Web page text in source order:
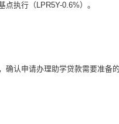
点执行（LPR5Y-0.6%）。
认申请办理助学贷款需要准备